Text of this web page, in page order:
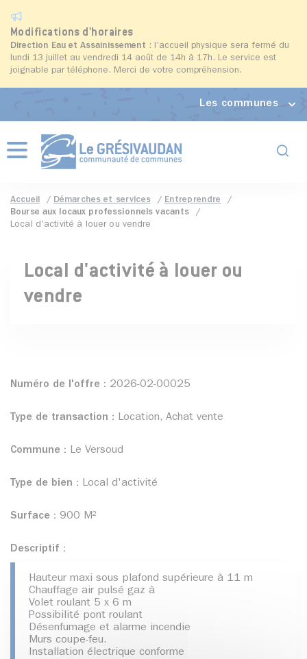
Modifications d'horaires
Direction Eau et Assainissement : l'accueil physique sera fermé du
lundi 13 juillet au vendredi 14 août de 14h à 17h. Le service est
joignable par téléphone. Merci de votre compréhension.
Les communes
Menu
Accueil Démarches et services
Entreprendre
Bourse aux locaux professionnels vacants
Local d'activité à louer ou vendre
Local d'activité à louer ou
vendre
Numéro de l'offre : 2026-02-00025
Type de transaction : Location, Achat vente
Commune : Le Versoud
Type de bien : Local d'activité
Surface : 900 M²
Descriptif :
Hauteur maxi sous plafond supérieure à 11 m
Chauffage air pulsé gaz à
Volet roulant 5 x 6 m
Possibilité pont roulant
Désenfumage et alarme incendie
Murs coupe-feu.
Installation électrique conforme